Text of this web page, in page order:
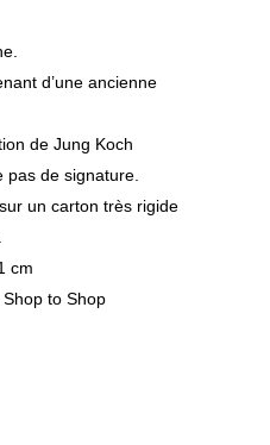
d’une ancienne
de Jung Koch
pas de signature.
un carton très rigide
cm
to Shop